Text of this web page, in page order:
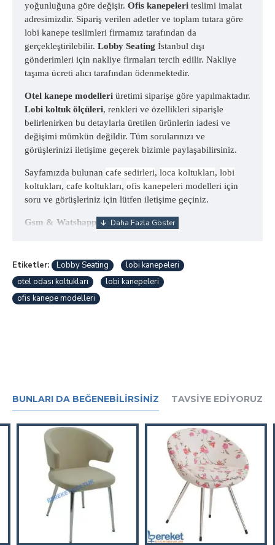
yoğunluğuna göre değişir. Ofis kanepeleri teslimi imalat
adresimizdir. Sipariş verilen adetler ve toplam tutara göre
lobi kanepe teslimleri firmamız tarafından da
gerçekleştirilebilir. Lobby Seating İstanbul dışı
gönderimleri için nakliye firmaları tercih edilir. Nakliye
taşıma ücreti alıcı tarafından ödenmektedir.
Otel kanepe modelleri üretimi siparişe göre yapılmaktadır.
Lobi koltuk ölçüleri, renkleri ve özellikleri siparişle
belirlenirken bu detaylarla üretilen ürünlerin iadesi ve
değişimi mümkün değildir. Tüm sorularınızı ve
görüşlerinizi iletişime geçerek bizimle paylaşabilirsiniz.
Sayfamızda bulunan cafe sedirleri, loca koltukları, lobi
koltukları, cafe koltukları, ofis kanepeleri modelleri için
soru ve görüşleriniz için lütfen iletişime geçiniz.
Gsm & Watshapp=+90 532 725 0746
Etiketler: Lobby Seating
lobi kanepeleri
otel odası koltukları
lobi kanepeleri
ofis kanepe modelleri
BUNLARI DA BEĞENEBILIRSINIZ TAVSIYE EDIYORUZ